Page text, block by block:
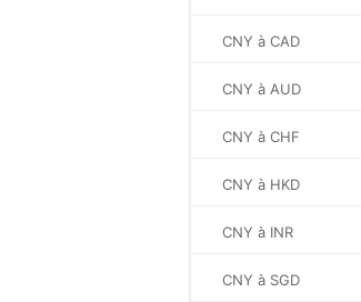
CNY à CAD
CNY à AUD
CNY à CHF
CNY à HKD
CNY à INR
CNY à SGD